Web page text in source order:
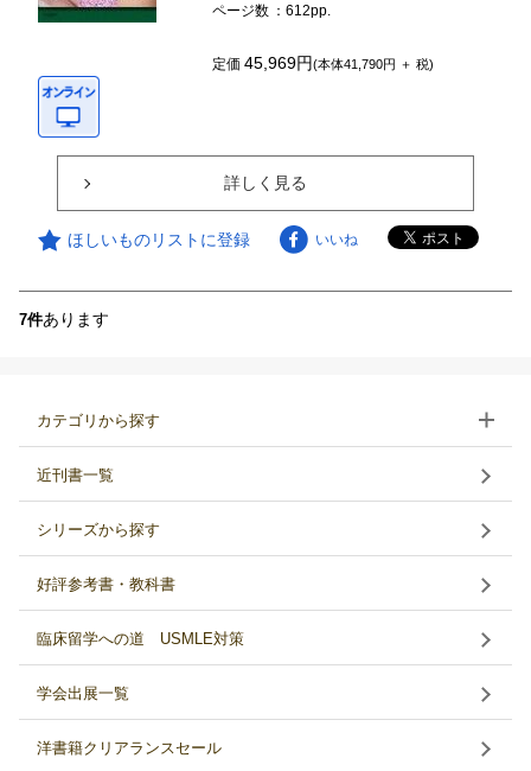
ページ数 ：612pp.
定価45,969円(本体41,790円 ＋ 税)
詳しく見る
ほしいものリストに登録 いいね
7件あります
カテゴリから探す
近刊書一覧
シリーズから探す
好評参考書・教科書
臨床留学への道 USMLE対策
学会出展一覧
洋書籍クリアランスセール